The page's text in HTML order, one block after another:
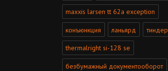
maxxis larsen tt 62a exception
конъюнкция ланьярд тиндер
thermalright si-128 se
безбумажный документооборот